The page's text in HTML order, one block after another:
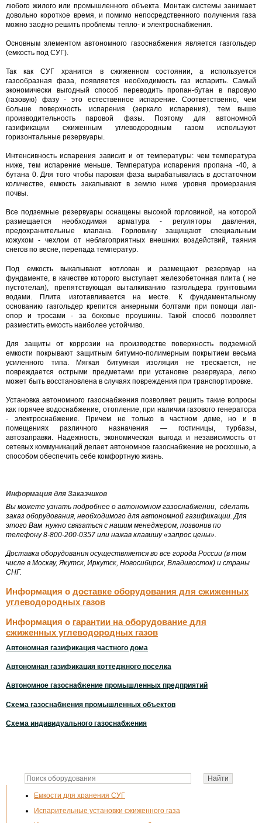
Емкости для хранения СУГ
Испарительные установки сжиженного газа
любого жилого или промышленного объекта. Монтаж системы занимает
довольно короткое время, и помимо непосредственного получения газа
можно заодно решить проблемы тепло- и электроснабжения.
Основным элементом автономного газоснабжения является газгольдер
(емкость под СУГ).
Так как СУГ хранится в сжиженном состоянии, а используется
газообразная фаза, появляется необходимость газ испарить. Самый
экономически выгодный способ переводить пропан-бутан в паровую
(газовую) фазу - это естественное испарение. Соответственно, чем
больше поверхность испарения (зеркало испарения), тем выше
производительность паровой фазы. Поэтому для автономной
газификации сжиженным углеводородным газом используют
горизонтальные резервуары.
Интенсивность испарения зависит и от температуры: чем температура
ниже, тем испарение меньше. Температура испарения пропана -40, а
бутана 0. Для того чтобы паровая фаза вырабатывалась в достаточном
количестве, емкость закапывают в землю ниже уровня промерзания
почвы.
Все подземные резервуары оснащены высокой горловиной, на которой
размещается необходимая арматура - регуляторы давления,
предохранительные клапана. Горловину защищают специальным
кожухом - чехлом от неблагоприятных внешних воздействий, таяния
снегов по весне, перепада температур.
Под емкость выкапывают котлован и размещают резервуар на
фундаменте, в качестве которого выступает железобетонная плита ( не
пустотелая), препятствующая выталкиванию газгольдера грунтовыми
водами. Плита изготавливается на месте. К фундаментальному
основанию газгольдер крепится анкерными болтами при помощи лап-
опор и тросами - за боковые проушины. Такой способ позволяет
разместить емкость наиболее устойчиво.
Для защиты от коррозии на производстве поверхность подземной
емкости покрывают защитным битумно-полимерным покрытием весьма
усиленного типа. Мягкая битумная изоляция не трескается, не
повреждается острыми предметами при установке резервуара, легко
может быть восстановлена в случаях повреждения при транспортировке.
Установка автономного газоснабжения позволяет решить такие вопросы
как горячее водоснабжение, отопление, при наличии газового генератора
- электроснабжение. Причем не только в частном доме, но и в
помещениях различного назначения — гостиницы, турбазы,
автозаправки. Надежность, экономическая выгода и независимость от
сетевых коммуникаций делает автономное газоснабжение не роскошью, а
способом обеспечить себе комфортную жизнь.
Информация для Заказчиков
Вы можете узнать подробнее о автономном газоснабжении, сделать
заказ оборудования, необходимого для автономной газификации. Для
этого Вам нужно связаться с нашим менеджером, позвонив по
телефону 8-800-200-0357 или нажав клавишу «запрос цены».
Доставка оборудования осуществляется во все города России (в том
числе в Москву, Якутск, Иркутск, Новосибирск, Владивосток) и страны
СНГ.
Информация о доставке оборудования для сжиженных
углеводородных газов
Информация о гарантии на оборудование для
сжиженных углеводородных газов
Автономная газификация частного дома
Автономная газификация коттеджного поселка
Автономное газоснабжение промышленных предприятий
Схема газоснабжения промышленных объектов
Схема индивидуального газоснабжения